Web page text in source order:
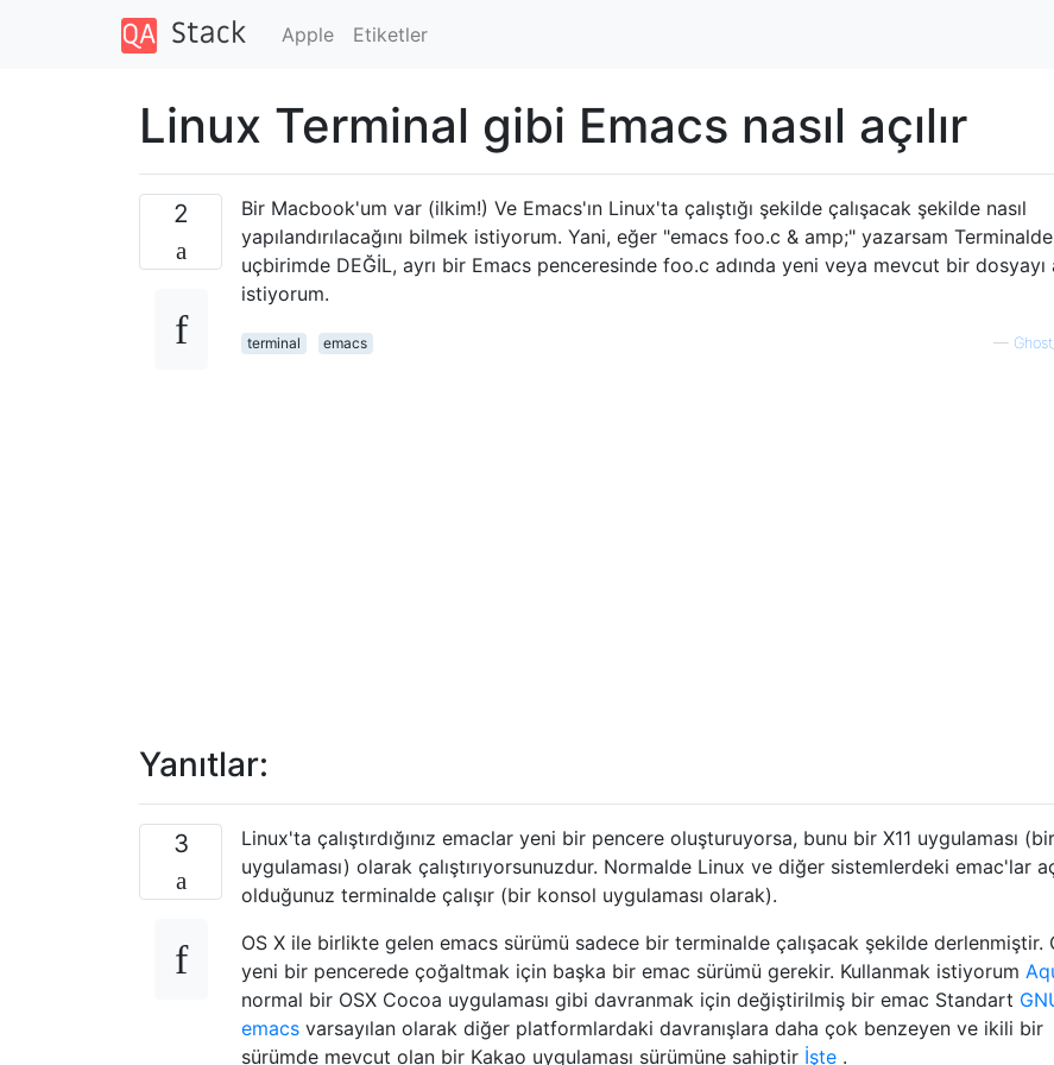
Apple Etiketler
Linux Terminal gibi Emacs nasıl açılır
2
Bir Macbook'um var (ilkim!) Ve Emacs'ın Linux'ta çalıştığı şekilde çalışacak şekilde nasıl
yapılandırılacağını bilmek istiyorum. Yani, eğer "emacs foo.c & amp;" yazarsam
uçbirimde DEĞİL, ayrı bir Emacs penceresinde foo.c adında yeni veya mevcut bir dosyayı
istiyorum.
terminal emacs —
Yanıtlar:
3
Linux'ta çalıştırdığınız emaclar yeni bir pencere oluşturuyorsa, bunu bir X11 uygulaması
uygulaması) olarak çalıştırıyorsunuzdur. Normalde Linux ve diğer sistemlerdeki emac'lar
olduğunuz terminalde çalışır (bir konsol uygulaması olarak).
OS X ile birlikte gelen emacs sürümü sadece bir terminalde çalışacak şekilde derlenmiştir.
yeni bir pencerede çoğaltmak için başka bir emac sürümü gerekir. Kullanmak istiyorum
normal bir OSX Cocoa uygulaması gibi davranmak için değiştirilmiş bir emac Standart
emacs varsayılan olarak diğer platformlardaki davranışlara daha çok benzeyen ve ikili bir
sürümde mevcut olan bir Kakao uygulaması sürümüne sahiptir İşte .